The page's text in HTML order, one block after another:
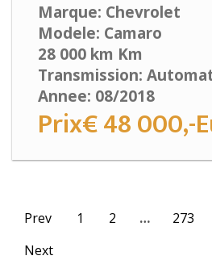
Marque: Chevrolet
Modele: Camaro
28 000 km Km
Transmission:
Annee: 08/2018
Prix€ 48 000,-
Prev 1 2 … 273
Next